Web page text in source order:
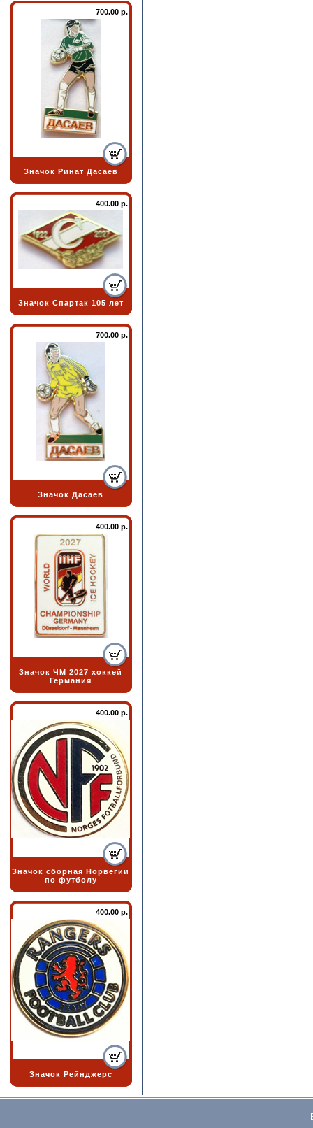
700.00 р.
Значок Ринат Дасаев
400.00 р.
Значок Спартак 105 лет
700.00 р.
Значок Дасаев
400.00 р.
Значок ЧМ 2027 хоккей
Германия
400.00 р.
Значок сборная Норвегии
по футболу
400.00 р.
Значок Рейнджерс